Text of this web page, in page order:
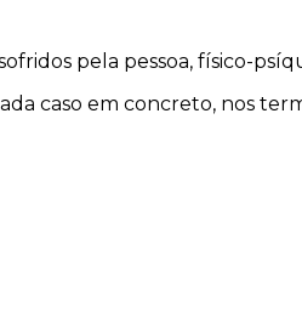
pela pessoa, físico-
caso em concreto, nos